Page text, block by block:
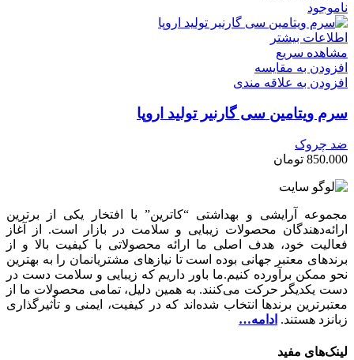
ناموجود
اطلاعات بیشتر
مشاهده سریع
افزودن به مقایسه
افزودن به علاقه مندی
سرم ویتامین سی گارنیر تولید اروپا
ضد چروک
850.000 تومان
مجموعه آرایشی و بهداشتی “کاترین” با افتخار یکی از برترین
ارائه‌دهندگان محصولات زیبایی و سلامت در بازار است. از آغاز
فعالیت خود، هدف اصلی ما ارائه محصولاتی با کیفیت بالا و از
برندهای معتبر جهانی بوده است تا نیازهای مشتریانمان را به بهترین
نحو ممکن برآورده کنیم.ما باور داریم که زیبایی و سلامت دست در
دست یکدیگر حرکت می‌کنند. به همین دلیل، تمامی محصولات ما از
معتبرترین برندها انتخاب شده‌اند که در کیفیت، ایمنی و تأثیرگذاری
زبانزد هستند. ادامه…
لینک‎‌های مفید